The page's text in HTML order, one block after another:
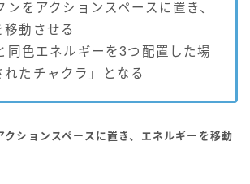
ンをアクションスペースに置き、
移動させる
同色エネルギーを3つ配置した場
れたチャクラ」となる
ションスペースに置き、エネルギーを移動